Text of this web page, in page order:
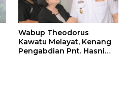
Wabup Theodorus
Kawatu Melayat, Kenang
Pengabdian Pnt. Hasni